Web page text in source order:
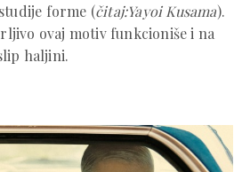
forme (čitaj:Yayoi Kusama).
ovaj motiv funkcioniše i na
haljini.